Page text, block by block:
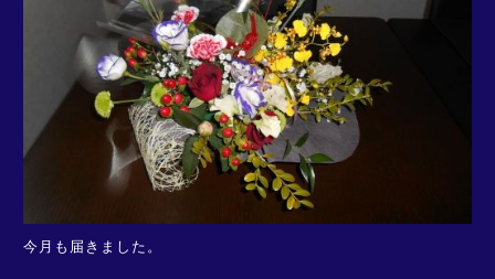
今月も届きました。